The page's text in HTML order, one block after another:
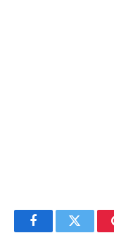
FacebookTwitter